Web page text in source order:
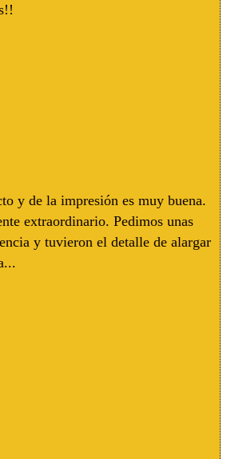
y de la impresión es muy buena.
extraordinario. Pedimos unas
y tuvieron el detalle de alargar